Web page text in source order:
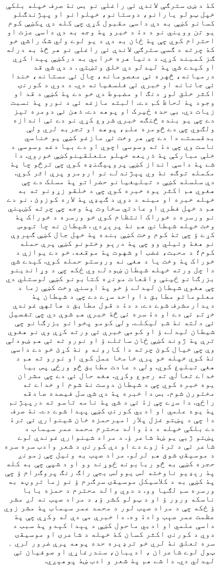
کۀ د ښۍ سترګې لاندې ئې راغلې نو بس نۀ صرف خپله بلکې
خپل ټولو يارانو، دوستانو، خپلوانو او پېژندګلو
کسانو کښې به دې داسې مقبول کړي چې کله دې پکښې کوم
يو تن وويني نو د دۀ د خبرو پۀ وجه به دې داسې عزت او
احترام کوي چې پۀ ځان به دې د يو لوے ولي شک راشي خو
کۀ چرته د ګسې سترګې لاندې ئې راغلې نو هر څۀ به درله
ګز کمبند کړي. د دنيا هره خرابي به درکښې پېدا کړي
او کېدے شي پۀ ليدلو دې خلق وتښتي . د دې شي قد
درميانه، څهره ئې معصومانه، چال ئې مستانه، خندا
ئې جانانه او خبرې ئې فلسفيانه دي. د دوي د کورنۍ
اکثر خلق لوړ دنګ او مضبوط دي خو دے پۀ کښې د قد او
وجود پۀ لحاظ کم دے. البته مازغه ئې د نورو پۀ نسبت
زيات دي. بې حده ځيرک او پوهه دے. ذهن ئې دومره تېز
دے چې يو بنده څنګه خبرې شروع کړي نو دے ئې اندازه
ولګوي چې دے څومره علم، پوهه او تجربه لري ولې
بدقسمتے دا دے چې هر وخت ئې مازغو کښې يو خناسي
ناست وي چې دۀ ته وسوسې اچوي او دے بيا دغه وسوسې د
خلې مبارکې پۀ ذريعه خپلو متعلقينوکښې خوروي. دا
شے پۀ داسې انداز کښې پروپېګنډه کوي چې ترڅو چا پۀ
مکمله توګه نۀ وي پېژندلے نو ارومرو پرې اثر کوي.
دې سلسله کښې د تبليغيانو حضراتو پۀ مسلک دے چې
هغوي هم اکثر يوه خبره کوي چې د خلقو زړونو ته به
خپله خبره او مينه د دوي د ګېډې پۀ لاره کوزوئ . نو دے
هم د خپل فطري او عادتي سخاوت پۀ وجه چې چرته کښېني
نو ورسره د خوراک انتظام کوي خو ورسره د خوراک پۀ
وخت خپله شېطاني هم نۀ پرېږدي . شېطان نه چا تپوس
کړے ؤ چې تۀ کوم وخت کښې بنده پۀ خپل جال کښې ګېروې
نو هغۀ وئيلي وو چې پۀ درېو وختونو کښې پرې حمله
کوم؛ د محبت، غضب او شهوت پۀ موقعه. خو دے يوازې د
خوراک پۀ وخت يا د هغې نه وروستو حمله کوي. کېدے شي
دا چل ورته خپله شېطان ښودلے وي ځکه چې د وړاندينو
بزرګانو ځينې واقعات مونږه کتابونو کښې لوستلي دي
چې هغوي شېطان ليدلے ؤ خو پۀ اوسني وخت کښې زما د
معلوماتو مطابق دا واحد سړے دے چې د شېطان پۀ
ديدارمشرف شوے دے. د دۀ د قول مطابق د هاتهي غوندې
خړتم ئې دے او دۀ سره ئې څۀ خبرې هم شوې دي چې تفصيل
ئې دلته نۀ شم ليکلے. ولې کومو پخوانو بزرګانو چې
شيطان ليدلے ؤ او کومې خبرې ئې ورته کړې وې نو هغوي
ترې پۀ ژوند کښې ځان ساتلے ؤ او نورو ته ئې هم ښودلې
وې چې خيال کوئ چرته دا کارونه و نۀ کړئ خو دے داسې
نۀ کوي خپله خو پرې خامخا عمل کوي او نورو ته هم د
هغې تبليغ کوي. ولې د عادت مطابق څو ورځې پس بيا
خداے تعالٰي ته رجوع وکړي. هغه حال ئې دے چې مشران
يوه خبره کوي چې د شېطان دوست نۀ شوم او خداے ته
مختورن شوم. بس دا خبره پۀ دې شي سل فيصده صادقه
راځي. دا سړے چې زۀ ئې د شي پۀ نامه تاسو ته درپېژنم
پۀ يوه علمي او ادبي کورنۍ کښې پېدا شوے دے. نۀ صرف
دا چې د پښتو غزل پلار اميرحمزه خان شينواري ئې ترۀ
دے بلکې خپله د دۀ والد محترم محمد عمر سيماب د
پښتو ژبې يو ښۀ شاعر ؤ. د مراد شينواري غوندې لوے
شاعر ئې د ترۀ زوے دے او دې کورنۍ د شعر وادب سره سره
د موسيقۍ شوق هم لرلو. مراد صېب به وئيل چې زمونږ
حجره کښې به څو ربابونه ځوړند وو او د شپې چې به کله
پۀ رېډيو ناوخته لس يوولس بجې راګ رنګ پروګرام ؤ چې
پۀ کښې به د کلاسيکل موسيقۍ سرګرم ؤ نو زما تروڼه به
ورسره سم لګيا وو. د دوي والد محترم د حمزه بابا
ناسکه ورور ؤ او د ټولو کشر ؤ، د مراد صېب نه لږ مشر
ؤ ځکه چې د مراد صېب لور د محمد عمر سيماب پۀ مشر زوي
عظمت عمر صېب وادۀ وه. دا خبرې مې دې له وکړې چې پۀ
داسې علمي او ادبي ماحول کښې د پېدا کېدو پۀ سبب د
دوي د کورنۍ اکثر کسان کۀ خپله د شاعرۍ او موسيقۍ
سره تعلق نۀ لري خو ترډېره حده پوهه پرې ضرور لري ۔
ټول لوے شاعران ، اديبان، سندرغاړي او صوفيان ئې
ليدلي دي. دا شے هم پۀ شعر و ادب ښۀ پوهېږي.